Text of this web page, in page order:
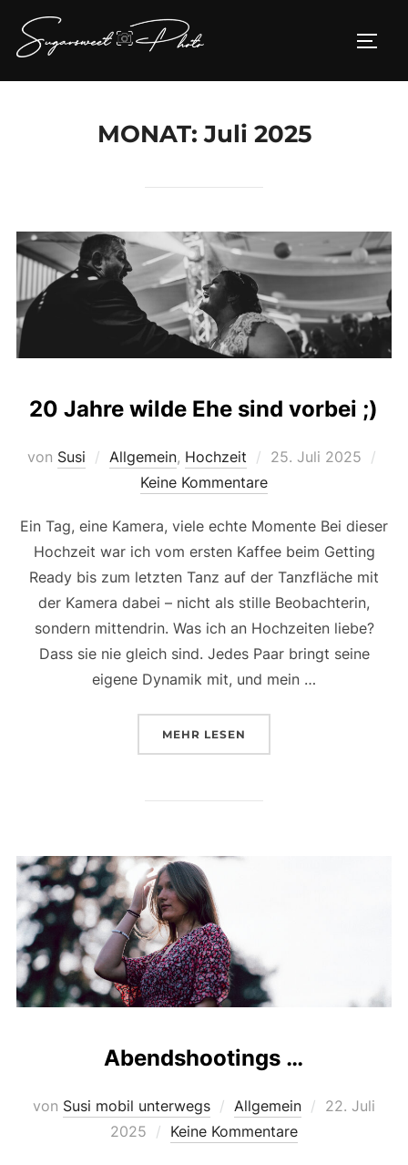
Inhalt
springen
MONAT:Juli 2025
20 Jahre wilde Ehe sind vorbei ;)
von Susi Allgemein, Hochzeit
Veröffentlicht
25. Juli 2025
Keine Kommentare
Ein Tag, eine Kamera, viele echte Momente Bei dieser
Hochzeit war ich vom ersten Kaffee beim Getting
Ready bis zum letzten Tanz auf der Tanzfläche mit
der Kamera dabei – nicht als stille Beobachterin,
sondern mittendrin. Was ich an Hochzeiten liebe?
Dass sie nie gleich sind. Jedes Paar bringt seine
eigene Dynamik mit, und mein …
MEHR ÜBER „20 JAHRE WILDE EHE
LESEN
Abendshootings …
von Susi mobil unterwegs Allgemein
22. Juli
2025
Keine Kommentare